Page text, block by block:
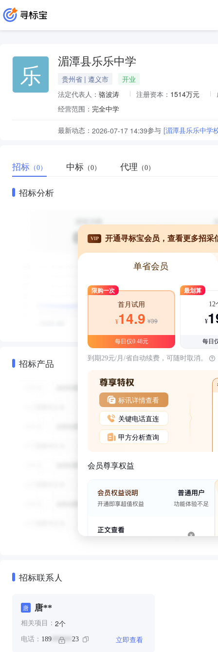
乐 湄潭县乐乐中学
贵州省 | 遵义市
开业
法定代表人： 骆波涛 注册资本： 1514万元
经营范围： 完全中学
最新动态： 2026-07-17 14:39参与 [湄潭县乐乐中学
招标 （0） 中标 （0） 代理 （0）
招标分析
招标产品
VIP 开通寻标宝会员，查看更多招采
单省会员
限购一次
首月试用
¥14.9 ¥39
每日仅0.48元
最划算
12
¥
每日
到期29元/月/省自动续费，可随时取消。
标讯详情查看
关键电话直连
甲方分析查询
会员尊享权益
招标联系人
唐 唐**
相关项目： 2个
电话： 189 ****** 23 立即查看